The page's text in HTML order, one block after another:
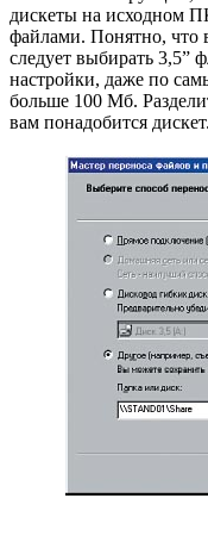
дискеты на исходном
файлами. Понятно, что
следует выбирать 3,5”
настройки, даже по
больше 100 Мб.
вам понадобится дискет.